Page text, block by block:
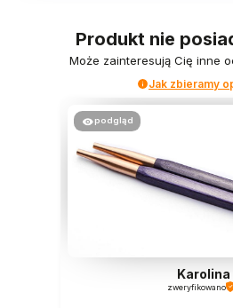
Produkt nie
Może zainteresują Cię inne
Jak zbieramy
podgląd
Karolina
zweryfikowano